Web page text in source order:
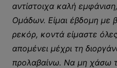
αντίστοιχα καλή
Ομάδων. Είμαι έβδομη με
ρεκόρ, κοντά είμαστε
απομένει μέχρι τη
προλαβαίνω. Να μη χάσω